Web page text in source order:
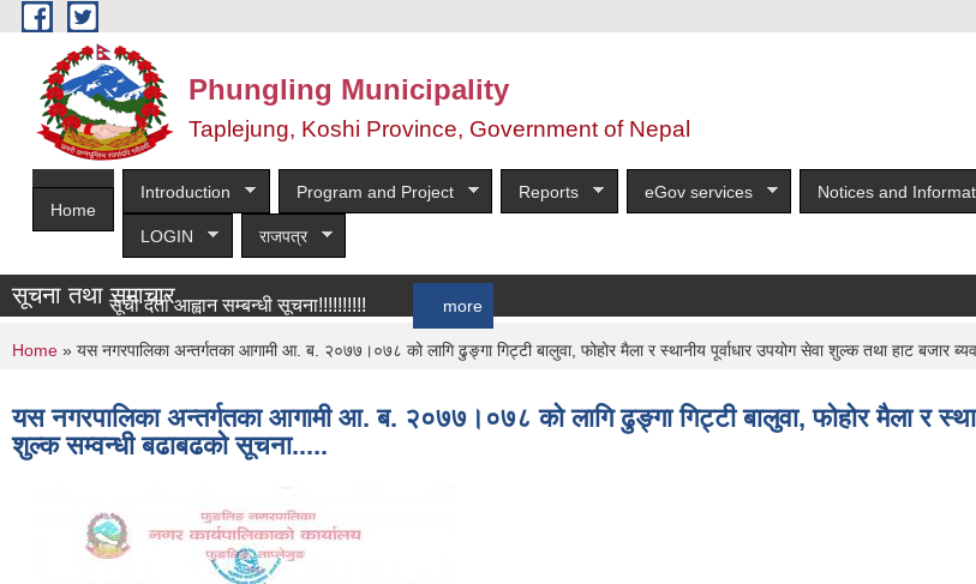
Skip to main content
Phungling Municipality
Taplejung, Koshi Province, Government of Nepal
Home
Introduction Program and Project Reports eGov services Notices and
LOGIN राजपत्र
सूचना तथा समाचार
सूची दर्ता आह्वान सम्बन्धी सूचना!!!!!!!!!!
You are here
Home » यस नगरपालिका अन्तर्गतका आगामी आ. ब. २०७७।०७८ को लागि ढुङ्गा गिट्टी बालुवा, फोहोर मैला र स्थानीय पूर्वाधार उपयोग सेवा शुल्क तथा हाट बजार
यस नगरपालिका अन्तर्गतका आगामी आ. ब. २०७७।०७८ को लागि ढुङ्गा गिट्टी बालुवा, फोहोर मैला र
शुल्क सम्वन्धी बढाबढको सूचना.....